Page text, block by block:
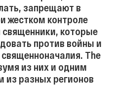
запрещают в
жестком контроле
которые
против войны и
The
из них и одним
разных регионов